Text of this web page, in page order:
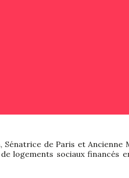
Sénatrice de Paris et
logements sociaux financés